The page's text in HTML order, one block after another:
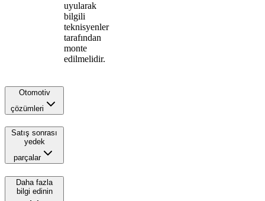
uyularak
bilgili
teknisyenler
tarafından
monte
edilmelidir.
Otomotiv
çözümleri
Satış sonrası
yedek
parçalar
Daha fazla
bilgi edinin